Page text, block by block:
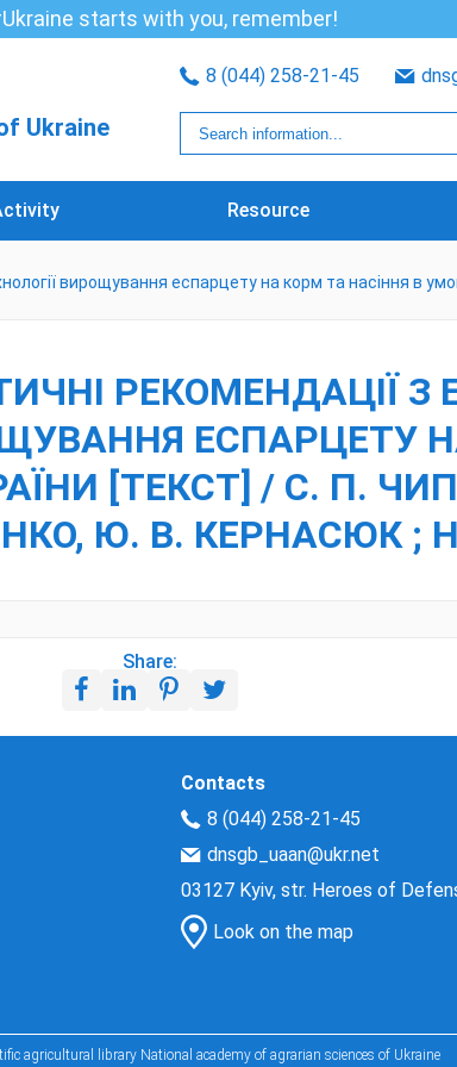
starts with you, remember!
Ukraine
8 (044) 258-21-45
Resource
вирощування еспарцету на корм та насіння в
РЕКОМЕНДАЦІЇ З
ЕСПАРЦЕТУ
[ТЕКСТ] / С. П.
Ю. В. КЕРНАСЮК ;
Share:
Contacts
8 (044) 258-21-45
dnsgb_uaan@ukr.net
03127 Kyiv, str. Heroes of
Look on the map
agricultural library National academy of agrarian sciences of Ukraine